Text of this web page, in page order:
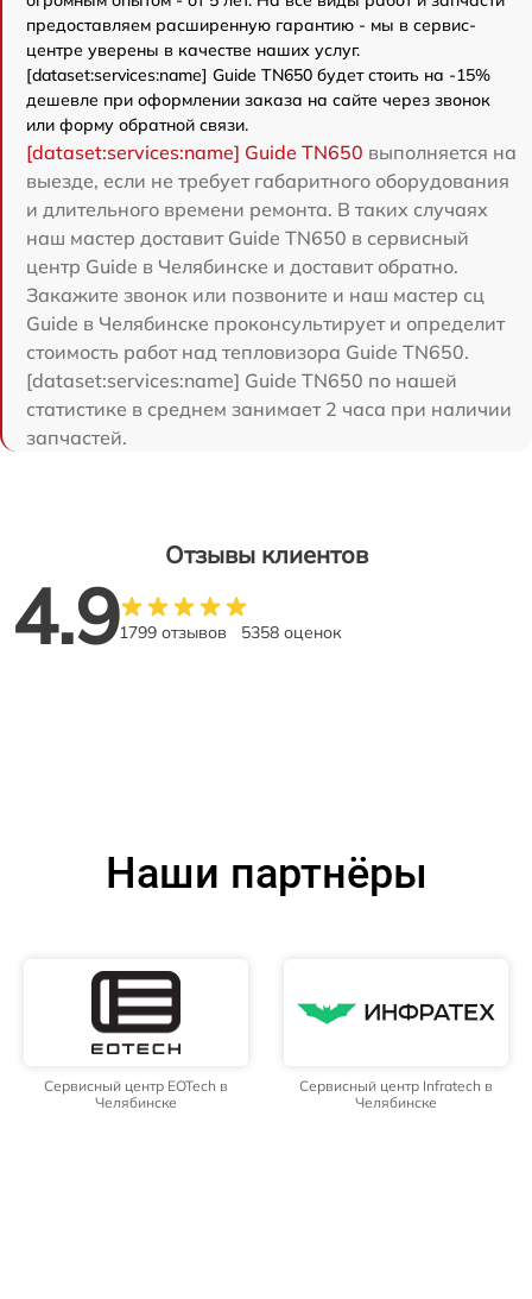
предоставляем расширенную гарантию - мы в сервис-
центре уверены в качестве наших услуг.
[dataset:services:name] Guide TN650 будет стоить на -15%
дешевле при оформлении заказа на сайте через звонок
или форму обратной связи.
[dataset:services:name] Guide TN650 выполняется на
выезде, если не требует габаритного оборудования
и длительного времени ремонта. В таких случаях
наш мастер доставит Guide TN650 в сервисный
центр Guide в Челябинске и доставит обратно.
Закажите звонок или позвоните и наш мастер сц
Guide в Челябинске проконсультирует и определит
стоимость работ над тепловизора Guide TN650.
[dataset:services:name] Guide TN650 по нашей
статистике в среднем занимает 2 часа при наличии
запчастей.
Отзывы клиентов
4.91799 отзывов 5358 оценок
Наши партнёры
Сервисный центр EOTech в
Челябинске
Сервисный центр Infratech в
Челябинске